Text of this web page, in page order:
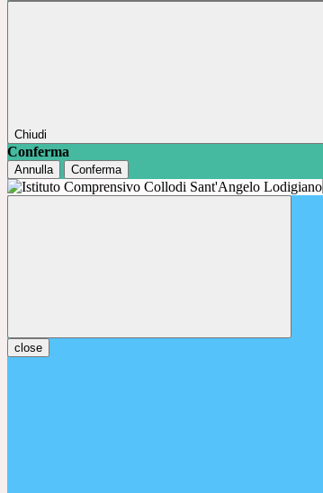
Chiudi
Conferma
Annulla Conferma
close